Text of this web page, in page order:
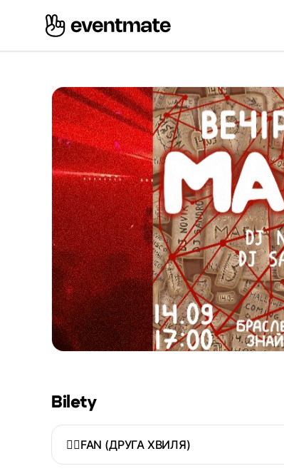
Bilety
❤️‍🔥FAN (ДРУГА ХВИЛЯ)